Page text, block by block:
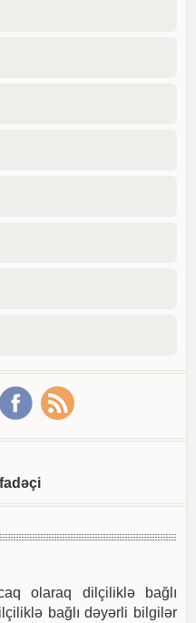
olaraq dilçiliklə bağlı
bağlı dəyərli bilgilər